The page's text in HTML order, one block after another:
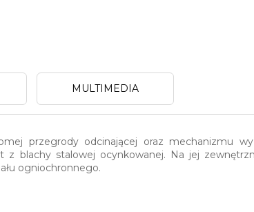
MULTIMEDIA
przegrody odcinającej oraz mechanizmu
blachy stalowej ocynkowanej. Na jej
ogniochronnego.